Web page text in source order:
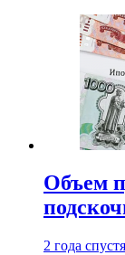
Объем
2 года спустя